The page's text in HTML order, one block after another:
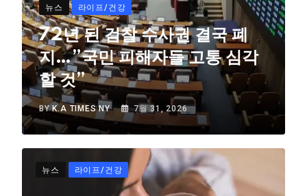
뉴스 라이프/건강
72년 된 검찰 수사권 결국 폐
지…”국민 피해자들 고통 심각
할 것”
BYK.A TIMES NY 7월 31, 2026
뉴스 라이프/건강